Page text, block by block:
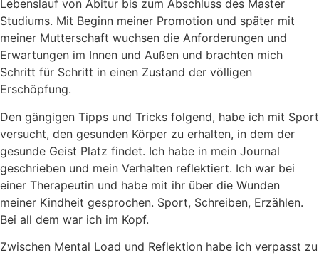
Lebenslauf von Abitur bis zum Abschluss des Master
Studiums. Mit Beginn meiner Promotion und später mit
meiner Mutterschaft wuchsen die Anforderungen und
Erwartungen im Innen und Außen und brachten mich
Schritt für Schritt in einen Zustand der völligen
Erschöpfung.
Den gängigen Tipps und Tricks folgend, habe ich mit Sport
versucht, den gesunden Körper zu erhalten, in dem der
gesunde Geist Platz findet. Ich habe in mein Journal
geschrieben und mein Verhalten reflektiert. Ich war bei
einer Therapeutin und habe mit ihr über die Wunden
meiner Kindheit gesprochen. Sport, Schreiben, Erzählen.
Bei all dem war ich im Kopf.
Zwischen Mental Load und Reflektion habe ich verpasst zu